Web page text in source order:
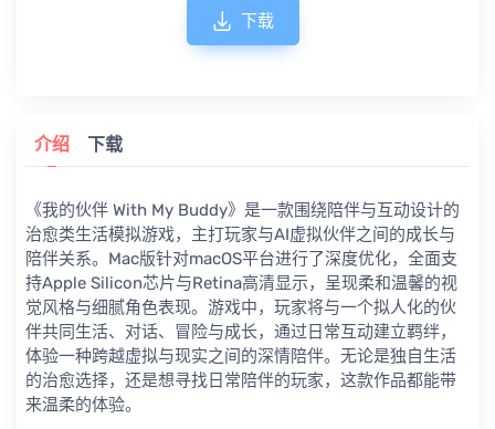
下载
介绍 下载
《我的伙伴 With My Buddy》是一款围绕陪伴与互动设计的
治愈类生活模拟游戏，主打玩家与AI虚拟伙伴之间的成长与
陪伴关系。Mac版针对macOS平台进行了深度优化，全面支
持Apple Silicon芯片与Retina高清显示，呈现柔和温馨的视
觉风格与细腻角色表现。游戏中，玩家将与一个拟人化的伙
伴共同生活、对话、冒险与成长，通过日常互动建立羁绊，
体验一种跨越虚拟与现实之间的深情陪伴。无论是独自生活
的治愈选择，还是想寻找日常陪伴的玩家，这款作品都能带
来温柔的体验。